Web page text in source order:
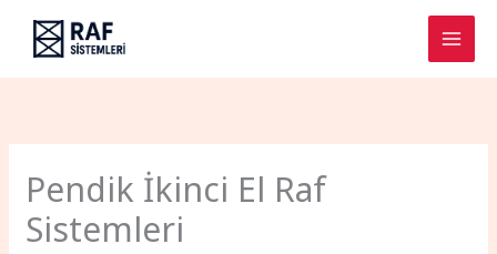
Pendik İkinci El Raf
Sistemleri